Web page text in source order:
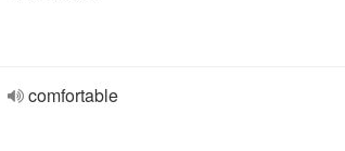
comfortable